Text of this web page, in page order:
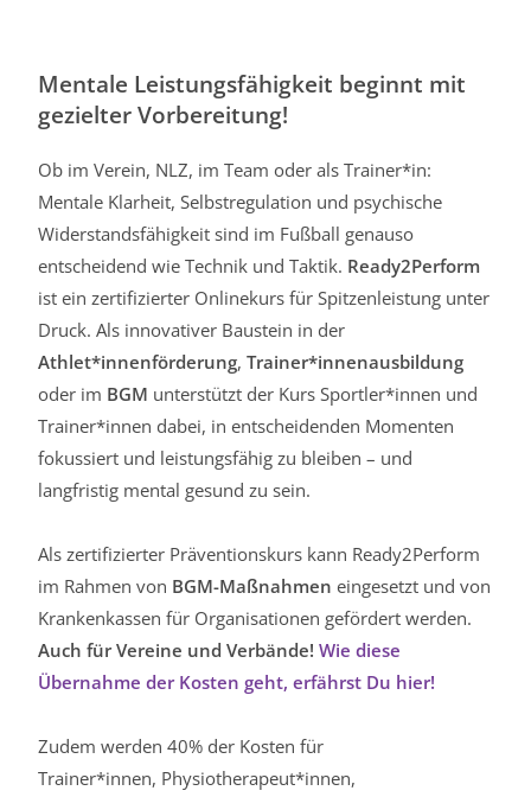
Mentale Leistungsfähigkeit beginnt mit
gezielter Vorbereitung!
Ob im Verein, NLZ, im Team oder als Trainer*in:
Mentale Klarheit, Selbstregulation und psychische
Widerstandsfähigkeit sind im Fußball genauso
entscheidend wie Technik und Taktik. Ready2Perform
ist ein zertifizierter Onlinekurs für Spitzenleistung unter
Druck. Als innovativer Baustein in der
Athlet*innenförderung,Trainer*innenausbildung
oder im BGM unterstützt der Kurs Sportler*innen und
Trainer*innen dabei, in entscheidenden Momenten
fokussiert und leistungsfähig zu bleiben – und
langfristig mental gesund zu sein.
Als zertifizierter Präventionskurs kann Ready2Perform
im Rahmen von BGM-Maßnahmen eingesetzt und von
Krankenkassen für Organisationen gefördert werden.
Auch für Vereine und Verbände! Wie diese
Übernahme der Kosten geht, erfährst Du hier!
Zudem werden 40% der Kosten für
Trainer*innen, Physiotherapeut*innen,